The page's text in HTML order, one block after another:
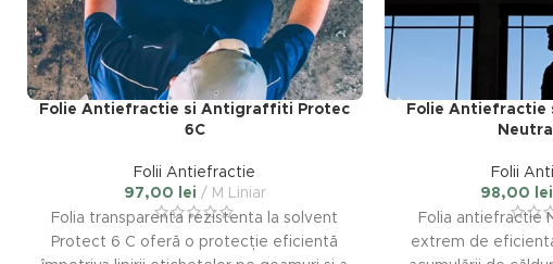
Folie Antiefractie si Antigraffiti Protec
6C
Folii Antiefractie
97,00
lei
M Liniar
Folia transparenta rezistenta la solvent
Protect 6 C oferă o protecție eficientă
Folie Antiefractie
Folii
98,00
lei
Folia antiefractie
extrem de